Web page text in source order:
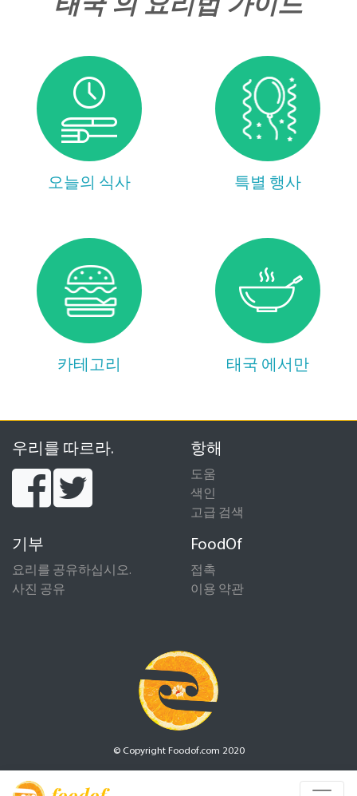
오늘의 식사 특별 행사
카테고리 태국 에서만
우리를 따르라. 항해
도움
색인
고급 검색
기부
요리를 공유하십시오.
사진 공유
FoodOf
접촉
이용 약관
© Copyright Foodof.com 2020